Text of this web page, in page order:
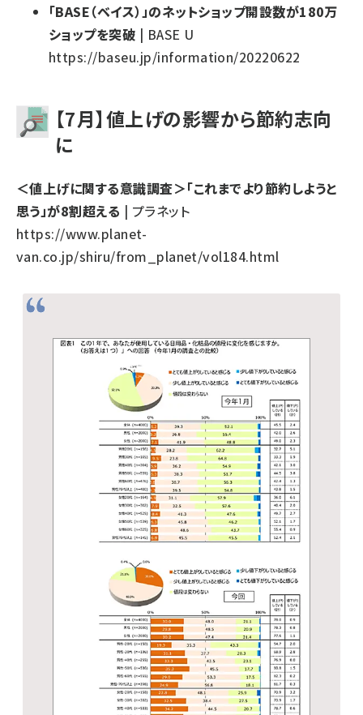
「BASE（ベイス）」のネットショップ開設数が180万
ショップを突破 | BASE U
https://baseu.jp/information/20220622
【7月】値上げの影響から節約志向
に
＜値上げに関する意識調査＞「これまでより節約しようと
思う」が8割超える | プラネット
https://www.planet-
van.co.jp/shiru/from_planet/vol184.html